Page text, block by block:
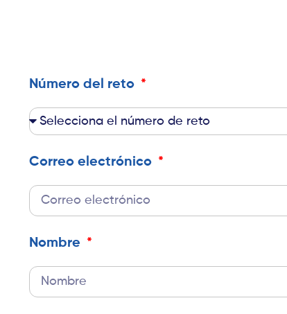
Número del reto
Correo electrónico
Nombre